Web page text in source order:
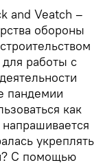
and Veatch –
обороны
работы с
пандемии
как
укреплять
С помощью